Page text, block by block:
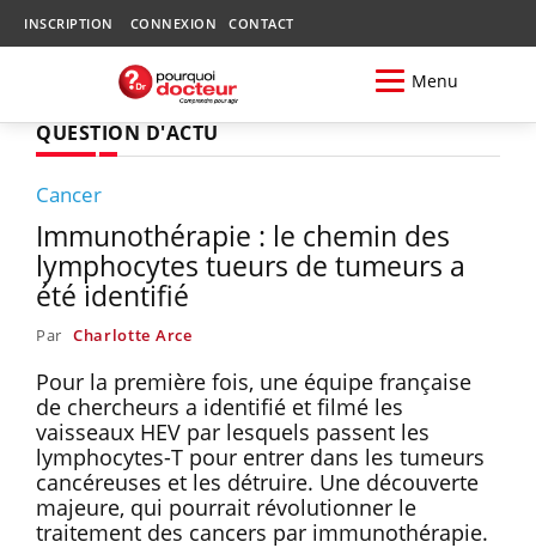
INSCRIPTION CONNEXION CONTACT
Menu
QUESTION D'ACTU
Cancer
Immunothérapie : le chemin des
lymphocytes tueurs de tumeurs a
été identifié
Par Charlotte Arce
Pour la première fois, une équipe française
de chercheurs a identifié et filmé les
vaisseaux HEV par lesquels passent les
lymphocytes-T pour entrer dans les tumeurs
cancéreuses et les détruire. Une découverte
majeure, qui pourrait révolutionner le
traitement des cancers par immunothérapie.